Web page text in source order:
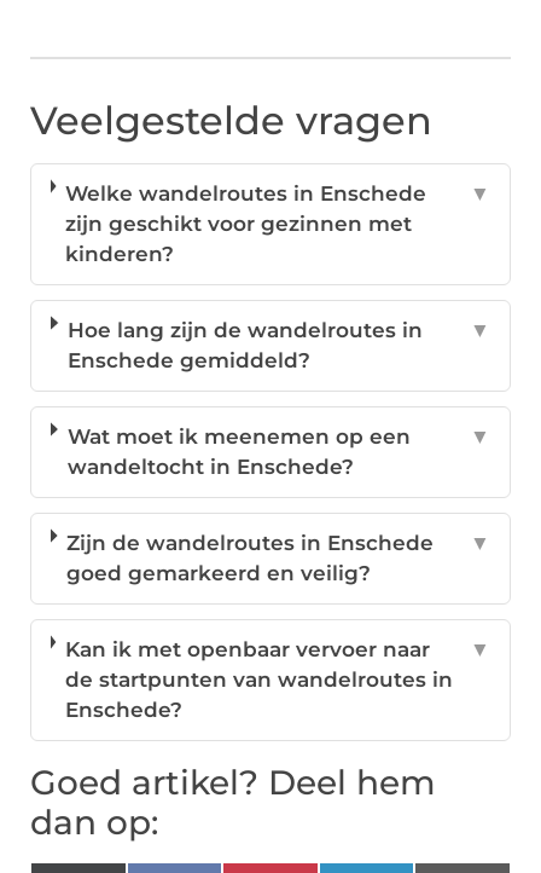
Veelgestelde vragen
Welke wandelroutes in Enschede
zijn geschikt voor gezinnen met
kinderen?
▼
Hoe lang zijn de wandelroutes in
Enschede gemiddeld?
▼
Wat moet ik meenemen op een
wandeltocht in Enschede?
▼
Zijn de wandelroutes in Enschede
goed gemarkeerd en veilig?
▼
Kan ik met openbaar vervoer naar
de startpunten van wandelroutes in
Enschede?
▼
Goed artikel? Deel hem
dan op: